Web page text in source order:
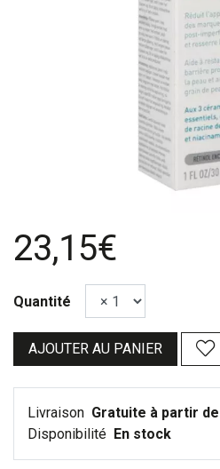
23,15€
Quantité
AJOUTER AU PANIER
Livraison Gratuite à partir
Disponibilité En stock